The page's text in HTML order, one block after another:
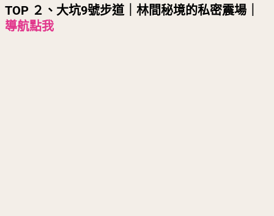
TOP ２、大坑9號步道｜林間秘境的私密震場｜
導航點我